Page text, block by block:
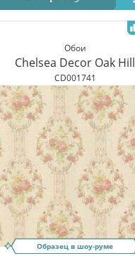
Обои
Chelsea Decor Oak Hill
CD001741
Образец в шоу-руме